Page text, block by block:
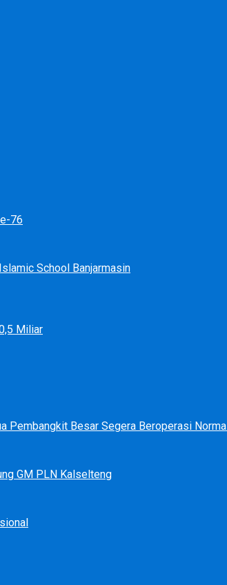
76
School Banjarmasin
Miliar
Pembangkit Besar Segera Beroperasi Normal
GM PLN Kalselteng